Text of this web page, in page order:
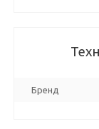
Бренд